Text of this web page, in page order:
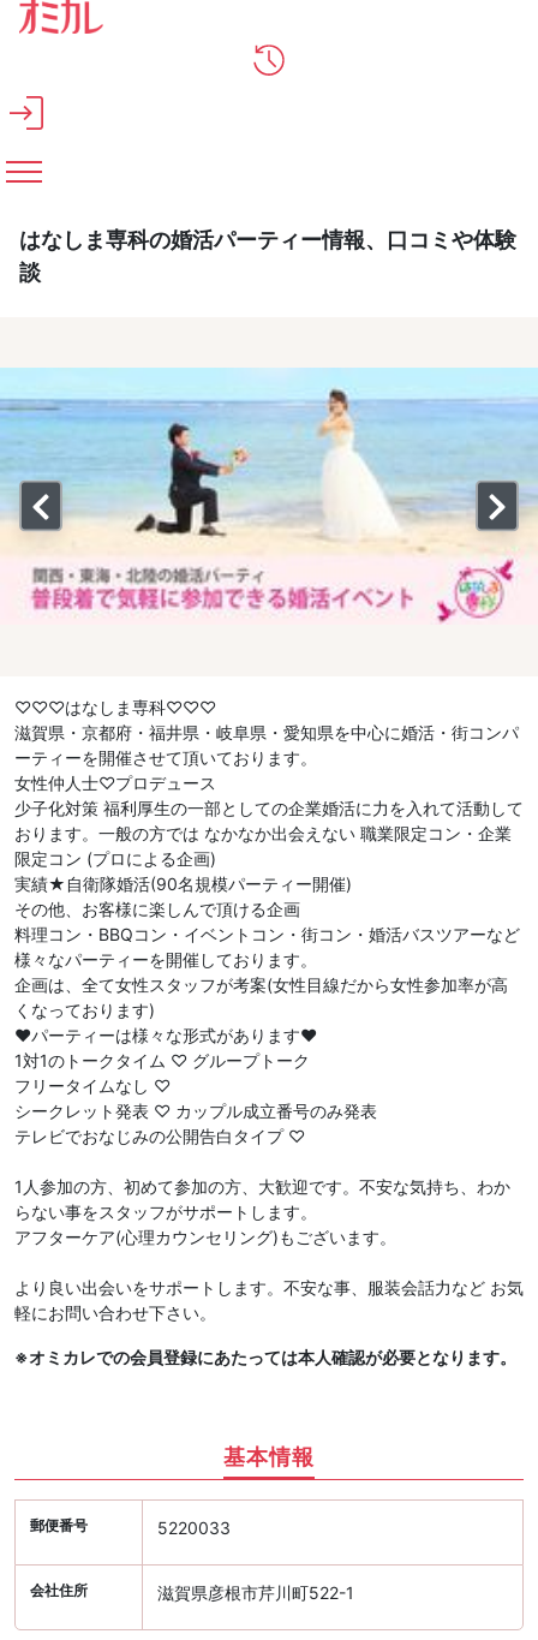
メインコンテンツへスキップ
はなしま専科の婚活パーティー情報、口コミや体験
談
♡♡♡はなしま専科♡♡♡
滋賀県・京都府・福井県・岐阜県・愛知県を中心に婚活・街コンパ
ーティーを開催させて頂いております。
女性仲人士♡プロデュース
少子化対策 福利厚生の一部としての企業婚活に力を入れて活動して
おります。一般の方では なかなか出会えない 職業限定コン・企業
限定コン (プロによる企画)
実績★自衛隊婚活(90名規模パーティー開催)
その他、お客様に楽しんで頂ける企画
料理コン・BBQコン・イベントコン・街コン・婚活バスツアーなど
様々なパーティーを開催しております。
企画は、全て女性スタッフが考案(女性目線だから女性参加率が高
くなっております)
❤︎パーティーは様々な形式があります❤︎
1対1のトークタイム ♡ グループトーク
フリータイムなし ♡
シークレット発表 ♡ カップル成立番号のみ発表
テレビでおなじみの公開告白タイプ ♡
1人参加の方、初めて参加の方、大歓迎です。不安な気持ち、わか
らない事をスタッフがサポートします。
アフターケア(心理カウンセリング)もございます。
より良い出会いをサポートします。不安な事、服装会話力など お気
軽にお問い合わせ下さい。
※オミカレでの会員登録にあたっては本人確認が必要となります。
基本情報
郵便番号 5220033
会社住所 滋賀県彦根市芹川町522-1